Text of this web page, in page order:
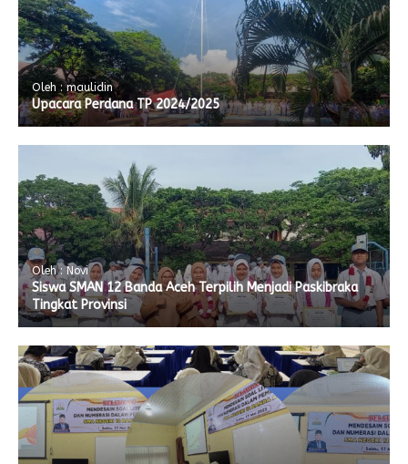
Oleh : maulidin
Upacara Perdana TP 2024/2025
Oleh : Novi
Siswa SMAN 12 Banda Aceh Terpilih Menjadi Paskibraka
Tingkat Provinsi